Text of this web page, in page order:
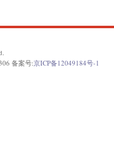
备案号:京ICP备12049184号-1